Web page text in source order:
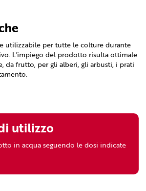
utilizzabile per tutte le colture durante
L'impiego del prodotto risulta ottimale
da frutto, per gli alberi, gli arbusti, i prati
utilizzo
in acqua seguendo le dosi indicate